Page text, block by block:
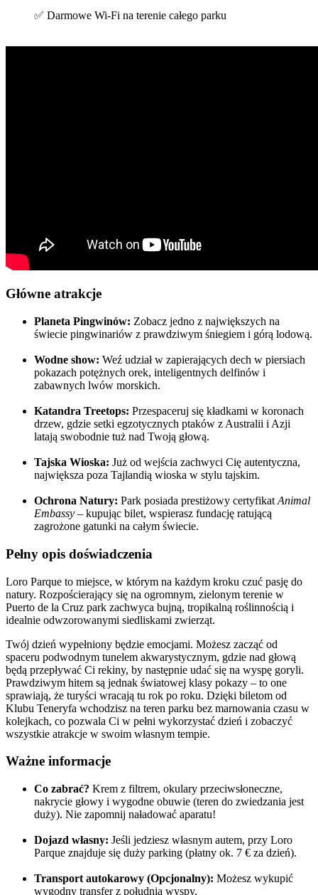
✅ Darmowe Wi-Fi na terenie całego parku
Główne atrakcje
Planeta Pingwinów: Zobacz jedno z największych na
świecie pingwinariów z prawdziwym śniegiem i górą lodową.
Wodne show: Weź udział w zapierających dech w piersiach
pokazach potężnych orek, inteligentnych delfinów i
zabawnych lwów morskich.
Katandra Treetops: Przespaceruj się kładkami w koronach
drzew, gdzie setki egzotycznych ptaków z Australii i Azji
latają swobodnie tuż nad Twoją głową.
Tajska Wioska: Już od wejścia zachwyci Cię autentyczna,
największa poza Tajlandią wioska w stylu tajskim.
Ochrona Natury: Park posiada prestiżowy certyfikat Animal
Embassy – kupując bilet, wspierasz fundację ratującą
zagrożone gatunki na całym świecie.
Pełny opis doświadczenia
Loro Parque to miejsce, w którym na każdym kroku czuć pasję do
natury. Rozpościerający się na ogromnym, zielonym terenie w
Puerto de la Cruz park zachwyca bujną, tropikalną roślinnością i
idealnie odwzorowanymi siedliskami zwierząt.
Twój dzień wypełniony będzie emocjami. Możesz zacząć od
spaceru podwodnym tunelem akwarystycznym, gdzie nad głową
będą przepływać Ci rekiny, by następnie udać się na wyspę goryli.
Prawdziwym hitem są jednak światowej klasy pokazy – to one
sprawiają, że turyści wracają tu rok po roku. Dzięki biletom od
Klubu Teneryfa wchodzisz na teren parku bez marnowania czasu w
kolejkach, co pozwala Ci w pełni wykorzystać dzień i zobaczyć
wszystkie atrakcje w swoim własnym tempie.
Ważne informacje
Co zabrać? Krem z filtrem, okulary przeciwsłoneczne,
nakrycie głowy i wygodne obuwie (teren do zwiedzania jest
duży). Nie zapomnij naładować aparatu!
Dojazd własny: Jeśli jedziesz własnym autem, przy Loro
Parque znajduje się duży parking (płatny ok. 7 € za dzień).
Transport autokarowy (Opcjonalny): Możesz wykupić
wygodny transfer z południa wyspy.